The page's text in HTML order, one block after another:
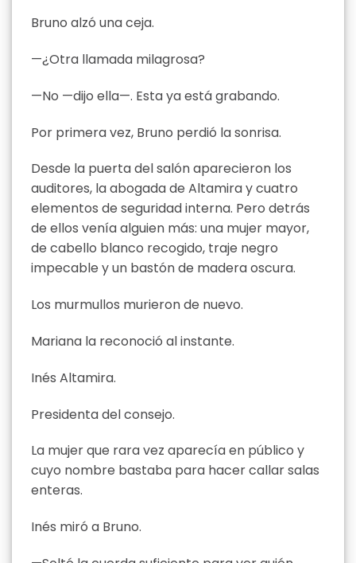
Bruno alzó una ceja.
—¿Otra llamada milagrosa?
—No —dijo ella—. Esta ya está grabando.
Por primera vez, Bruno perdió la sonrisa.
Desde la puerta del salón aparecieron los
auditores, la abogada de Altamira y cuatro
elementos de seguridad interna. Pero detrás
de ellos venía alguien más: una mujer mayor,
de cabello blanco recogido, traje negro
impecable y un bastón de madera oscura.
Los murmullos murieron de nuevo.
Mariana la reconoció al instante.
Inés Altamira.
Presidenta del consejo.
La mujer que rara vez aparecía en público y
cuyo nombre bastaba para hacer callar salas
enteras.
Inés miró a Bruno.